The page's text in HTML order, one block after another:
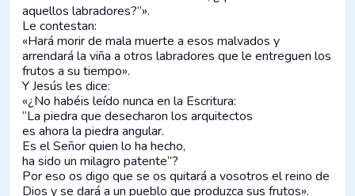
aquellos labradores?”».
Le contestan:
«Hará morir de mala muerte a esos malvados y
arrendará la viña a otros labradores que le entreguen los
frutos a su tiempo».
Y Jesús les dice:
«¿No habéis leído nunca en la Escritura:
“La piedra que desecharon los arquitectos
es ahora la piedra angular.
Es el Señor quien lo ha hecho,
ha sido un milagro patente”?
Por eso os digo que se os quitará a vosotros el reino de
Dios y se dará a un pueblo que produzca sus frutos».